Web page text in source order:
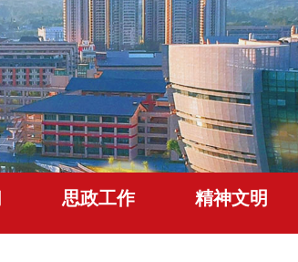
思政工作 精神文明